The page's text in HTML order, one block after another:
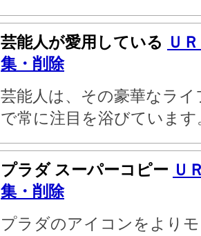
芸能人が愛用している Ｕ
集・削除
芸能人は、その豪華なラ
で常に注目を浴びています
プラダ スーパーコピー Ｕ
集・削除
プラダのアイコンをより